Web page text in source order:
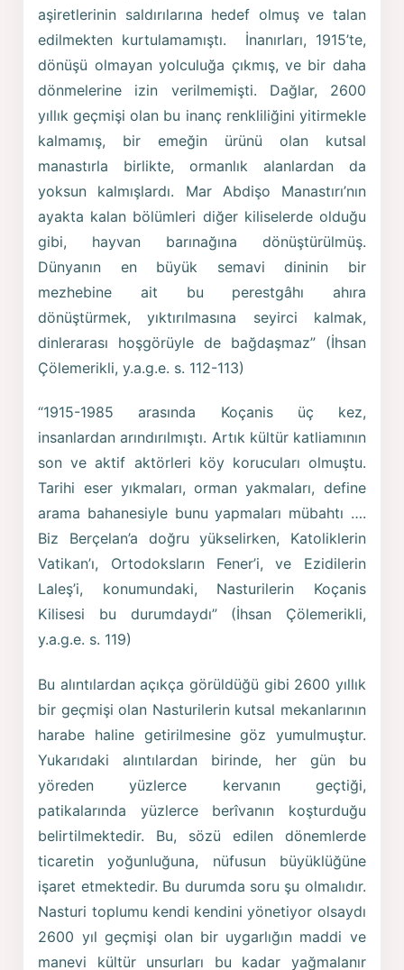
aşiretlerinin saldırılarına hedef olmuş ve talan
edilmekten kurtulamamıştı. İnanırları, 1915’te,
dönüşü olmayan yolculuğa çıkmış, ve bir daha
dönmelerine izin verilmemişti. Dağlar, 2600
yıllık geçmişi olan bu inanç renkliliğini yitirmekle
kalmamış, bir emeğin ürünü olan kutsal
manastırla birlikte, ormanlık alanlardan da
yoksun kalmışlardı. Mar Abdişo Manastırı’nın
ayakta kalan bölümleri diğer kiliselerde olduğu
gibi, hayvan barınağına dönüştürülmüş.
Dünyanın en büyük semavi dininin bir
mezhebine ait bu perestgâhı ahıra
dönüştürmek, yıktırılmasına seyirci kalmak,
dinlerarası hoşgörüyle de bağdaşmaz” (İhsan
Çölemerikli, y.a.g.e. s. 112-113)
“1915-1985 arasında Koçanis üç kez,
insanlardan arındırılmıştı. Artık kültür katliamının
son ve aktif aktörleri köy korucuları olmuştu.
Tarihi eser yıkmaları, orman yakmaları, define
arama bahanesiyle bunu yapmaları mübahtı ….
Biz Berçelan’a doğru yükselirken, Katoliklerin
Vatikan’ı, Ortodoksların Fener’i, ve Ezidilerin
Laleş’i, konumundaki, Nasturilerin Koçanis
Kilisesi bu durumdaydı” (İhsan Çölemerikli,
y.a.g.e. s. 119)
Bu alıntılardan açıkça görüldüğü gibi 2600 yıllık
bir geçmişi olan Nasturilerin kutsal mekanlarının
harabe haline getirilmesine göz yumulmuştur.
Yukarıdaki alıntılardan birinde, her gün bu
yöreden yüzlerce kervanın geçtiği,
patikalarında yüzlerce berîvanın koşturduğu
belirtilmektedir. Bu, sözü edilen dönemlerde
ticaretin yoğunluğuna, nüfusun büyüklüğüne
işaret etmektedir. Bu durumda soru şu olmalıdır.
Nasturi toplumu kendi kendini yönetiyor olsaydı
2600 yıl geçmişi olan bir uygarlığın maddi ve
manevi kültür unsurları bu kadar yağmalanır